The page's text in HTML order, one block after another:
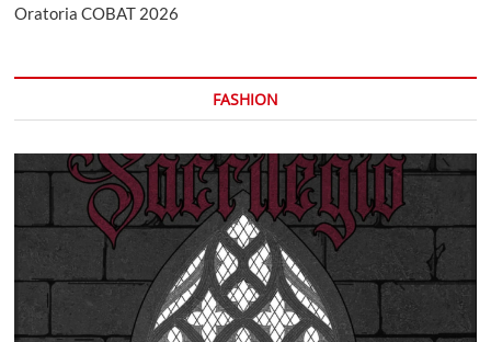
Oratoria COBAT 2026
FASHION